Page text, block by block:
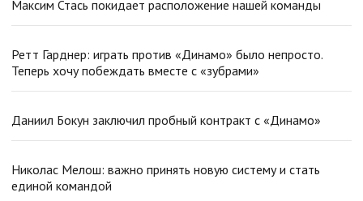
Максим Стась покидает расположение нашей команды
Ретт Гарднер: играть против «Динамо» было непросто.
Теперь хочу побеждать вместе с «зубрами»
Даниил Бокун заключил пробный контракт с «Динамо»
Николас Мелош: важно принять новую систему и стать
единой командой